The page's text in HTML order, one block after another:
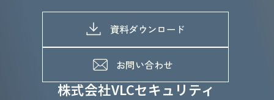
株式会社VLCセキュリティ
よくあるご質問
SDGs推進体制
D&Iの取り組み
募集職種一覧
メッセージ
メンバーインタビュー
資料ダウンロード
お問い合わせ